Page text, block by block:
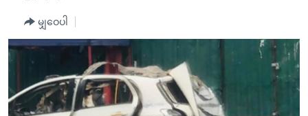
ကျော်
ရန်
ပင်မ
အစ္စရေး-ပါလက်စတိုင်း
အင်္ဂလိပ်စာလေ့လာမယ်
အမေရိကန်သုံးအီဒီယံ
မကြေးမုံရဲ့ အင်္ဂလိပ်စာ
ရုပ်ရှင်ထဲက အင်္ဂလိပ်စာ
ရေဒီယို
တီဗွီ
ရေဒီယိုနှင့်ရုပ်သံ အချက်အလက်များ
ရေဒီယို/တီဗွီအစီအစဉ်
မျှဝေပါ